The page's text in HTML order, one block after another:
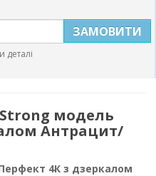
ЗАМОВИТИ
Strong модель
Антрацит/
4К з дзеркалом